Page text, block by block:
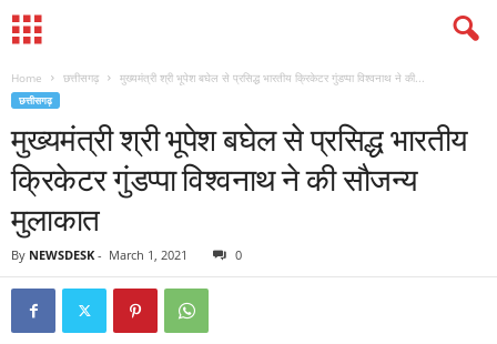
Home छत्तीसगढ़ मुख्यमंत्री श्री भूपेश बघेल से प्रसिद्ध भारतीय क्रिकेटर गुंडप्पा विश्वनाथ ने की...
छत्तीसगढ़
मुख्यमंत्री श्री भूपेश बघेल से प्रसिद्ध भारतीय
क्रिकेटर गुंडप्पा विश्वनाथ ने की सौजन्य
मुलाकात
By NEWSDESK - March 1, 2021 0